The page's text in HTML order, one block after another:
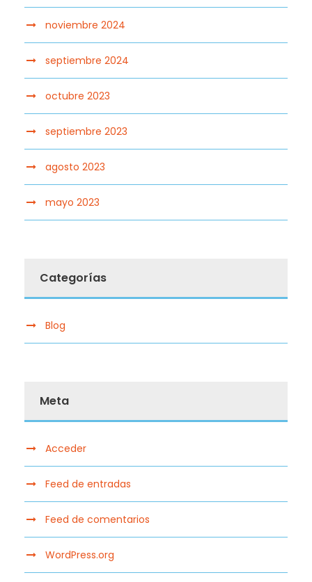
noviembre 2024
septiembre 2024
octubre 2023
septiembre 2023
agosto 2023
mayo 2023
Categorías
Blog
Meta
Acceder
Feed de entradas
Feed de comentarios
WordPress.org